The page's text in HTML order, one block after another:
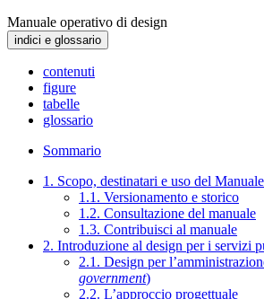
Manuale operativo di design
indici e glossario
contenuti
figure
tabelle
glossario
Sommario
1. Scopo, destinatari e uso del
1.1. Versionamento e storico
1.2. Consultazione del manuale
1.3. Contribuisci al manuale
2. Introduzione al design per i servizi
2.1. Design per
government)
2.2. L’approccio progettuale